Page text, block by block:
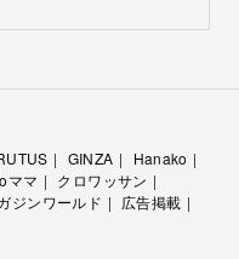
GINZA
Hanako
ママ
クロワッサン
ジンワールド
広告掲載